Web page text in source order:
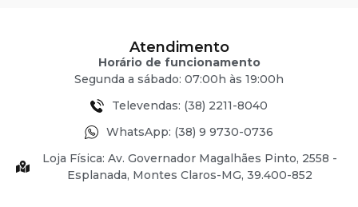
Atendimento
Horário de funcionamento
Segunda a sábado: 07:00h às 19:00h
Televendas: (38) 2211-8040
WhatsApp: (38) 9 9730-0736
Loja Física: Av. Governador Magalhães Pinto, 2558 -
Esplanada, Montes Claros-MG, 39.400-852